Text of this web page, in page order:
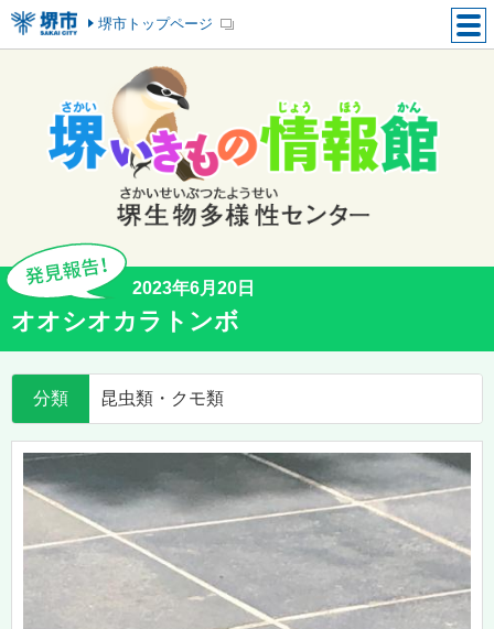
堺市トップページ
2023年6月20日
オオシオカラトンボ
分類 昆虫類・クモ類